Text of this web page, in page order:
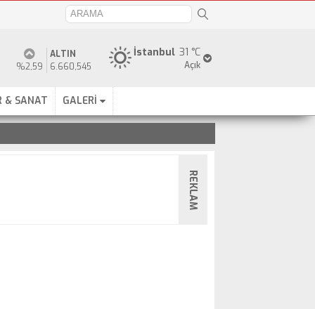
31 °C
İstanbul
Açık
%2,59
ALTIN
6.660,545
& SANAT GALERİ
REKLAM